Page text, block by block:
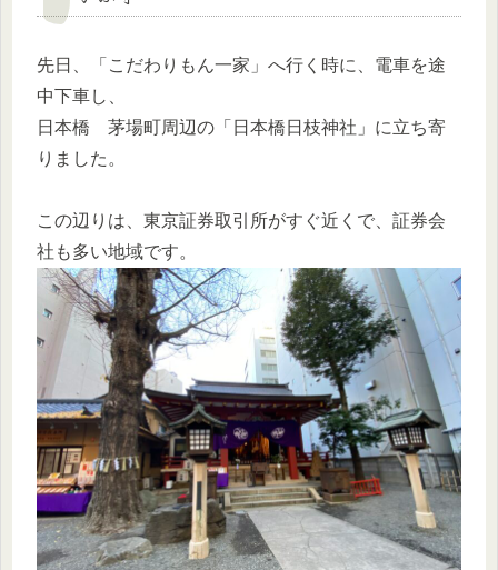
先日、「こだわりもん一家」へ行く時に、電車を途
中下車し、
日本橋 茅場町周辺の「日本橋日枝神社」に立ち寄
りました。
この辺りは、東京証券取引所がすぐ近くで、証券会
社も多い地域です。